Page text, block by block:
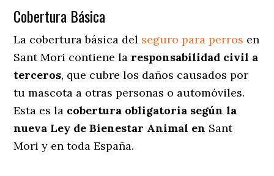
Cobertura Básica
La cobertura básica del seguro para perros en
Sant Mori contiene la responsabilidad civil a
terceros, que cubre los daños causados por
tu mascota a otras personas o automóviles.
Esta es la cobertura obligatoria según la
nueva Ley de Bienestar Animal en Sant
Mori y en toda España.